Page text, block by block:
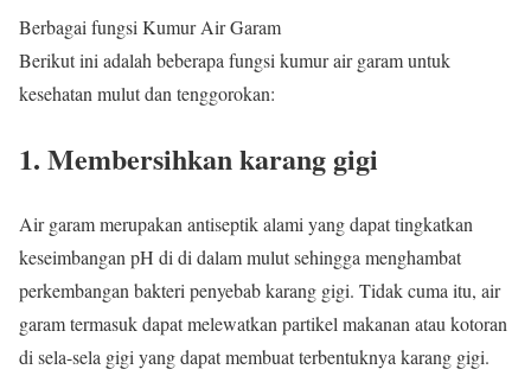
Berbagai fungsi Kumur Air Garam
Berikut ini adalah beberapa fungsi kumur air garam untuk
kesehatan mulut dan tenggorokan:
1. Membersihkan karang gigi
Air garam merupakan antiseptik alami yang dapat tingkatkan
keseimbangan pH di di dalam mulut sehingga menghambat
perkembangan bakteri penyebab karang gigi. Tidak cuma itu, air
garam termasuk dapat melewatkan partikel makanan atau kotoran
di sela-sela gigi yang dapat membuat terbentuknya karang gigi.